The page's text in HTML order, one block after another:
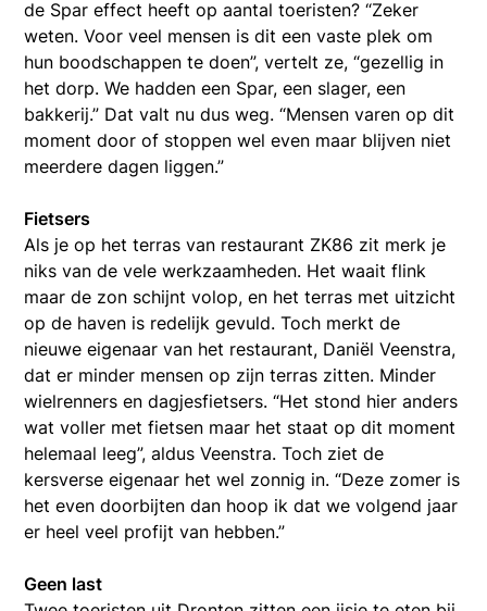
de Spar effect heeft op aantal toeristen? “Zeker
weten. Voor veel mensen is dit een vaste plek om
hun boodschappen te doen”, vertelt ze, “gezellig in
het dorp. We hadden een Spar, een slager, een
bakkerij.” Dat valt nu dus weg. “Mensen varen op dit
moment door of stoppen wel even maar blijven niet
meerdere dagen liggen.”
Fietsers
Als je op het terras van restaurant ZK86 zit merk je
niks van de vele werkzaamheden. Het waait flink
maar de zon schijnt volop, en het terras met uitzicht
op de haven is redelijk gevuld. Toch merkt de
nieuwe eigenaar van het restaurant, Daniël Veenstra,
dat er minder mensen op zijn terras zitten. Minder
wielrenners en dagjesfietsers. “Het stond hier anders
wat voller met fietsen maar het staat op dit moment
helemaal leeg”, aldus Veenstra. Toch ziet de
kersverse eigenaar het wel zonnig in. “Deze zomer is
het even doorbijten dan hoop ik dat we volgend jaar
er heel veel profijt van hebben.”
Geen last